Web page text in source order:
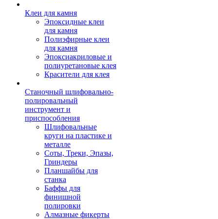
Клеи для камня
Эпоксидные клеи
для камня
Полиэфирные клеи
для камня
Эпоксиакриловые и
полиуретановые клея
Красители для клея
Станочный шлифовально-
полировальный
инструмент и
приспособления
Шлифовальные
круги на пластике и
металле
Соты, Треки, Эпазы,
Гриндеры
Планшайбы для
станка
Баффы для
финишной
полировки
Алмазные фикерты